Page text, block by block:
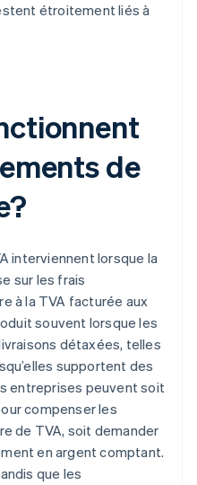
étroitement liés à
de
interviennent lorsque la
sur les frais
à la TVA facturée aux
souvent lorsque les
détaxées, telles
supportent des
entreprises peuvent soit
compenser les
de TVA, soit demander
en argent comptant.
que les